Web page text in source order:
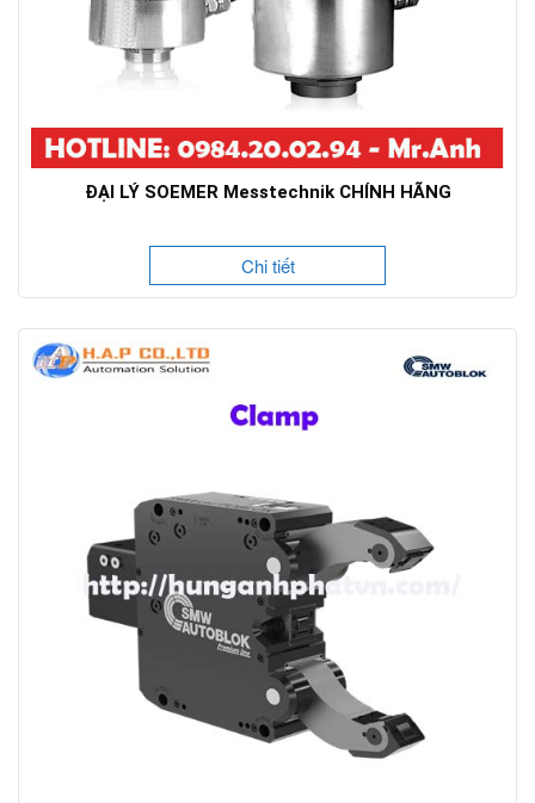
ĐẠI LÝ SOEMER Messtechnik CHÍNH HÃNG
Chi tiết